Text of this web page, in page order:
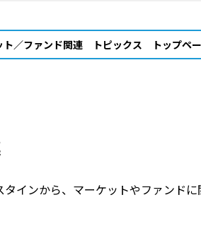
ト／ファンド関連 トピックス トップペ
インから、マーケットやファンド